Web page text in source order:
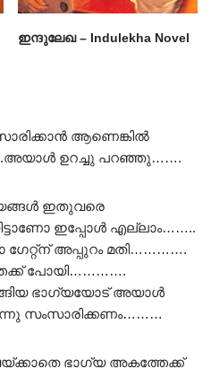
ഇന്ദുലേഖ – Indulekha Novel
ആണെങ്കിൽ
ഉറച്ചു പറഞ്ഞു…….
ഇതുവരെ
ഇപ്പോൾ എല്ലാം……..
ഗേറ്റ്ന് അപ്പുറം മതി………….
പോയി………….
ഭാഗ്യയോട് അയാൾ
സംസാരിക്കണം………
ഭാഗ്യ അകത്തേക്ക്